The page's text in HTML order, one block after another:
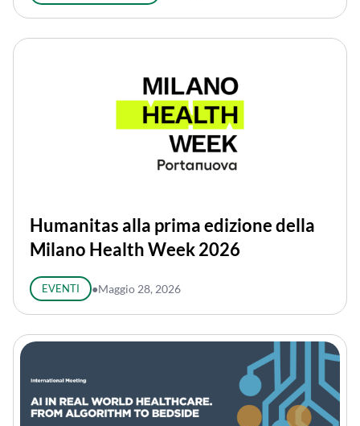
Humanitas alla prima edizione della
Milano Health Week 2026
EVENTI ●Maggio 28, 2026